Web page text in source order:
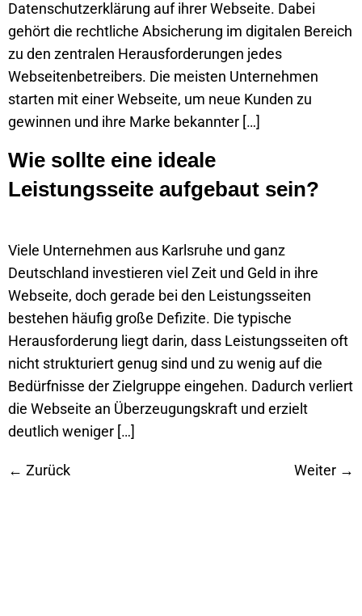
Datenschutzerklärung auf ihrer Webseite. Dabei
gehört die rechtliche Absicherung im digitalen Bereich
zu den zentralen Herausforderungen jedes
Webseitenbetreibers. Die meisten Unternehmen
starten mit einer Webseite, um neue Kunden zu
gewinnen und ihre Marke bekannter […]
Wie sollte eine ideale
Leistungsseite aufgebaut sein?
Viele Unternehmen aus Karlsruhe und ganz
Deutschland investieren viel Zeit und Geld in ihre
Webseite, doch gerade bei den Leistungsseiten
bestehen häufig große Defizite. Die typische
Herausforderung liegt darin, dass Leistungsseiten oft
nicht strukturiert genug sind und zu wenig auf die
Bedürfnisse der Zielgruppe eingehen. Dadurch verliert
die Webseite an Überzeugungskraft und erzielt
deutlich weniger […]
← Zurück Weiter →